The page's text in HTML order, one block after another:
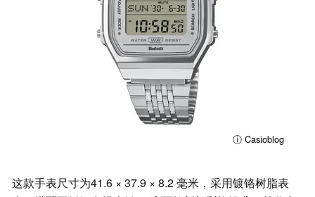
ⓘ Casioblog
这款手表尺寸为41.6 × 37.9 × 8.2 毫米，采用镀铬树脂表